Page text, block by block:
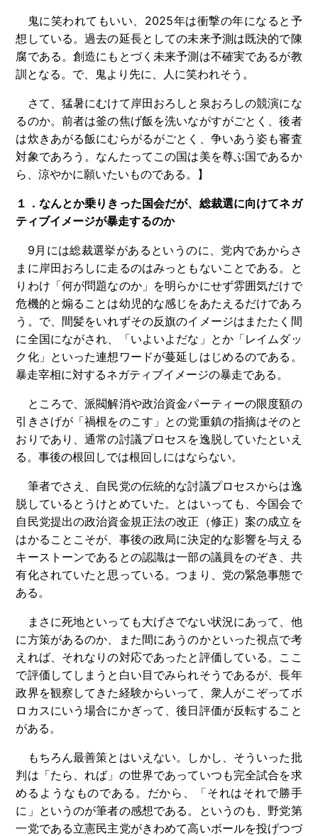
鬼に笑われてもいい、2025年は衝撃の年になると予
想している。過去の延長としての未来予測は既決的で陳
腐である。創造にもとづく未来予測は不確実であるが教
訓となる。で、鬼より先に、人に笑われそう。
さて、猛暑にむけて岸田おろしと泉おろしの競演にな
るのか。前者は釜の焦げ飯を洗いながすがごとく、後者
は炊きあがる飯にむらがるがごとく、争いあう姿も審査
対象であろう。なんたってこの国は美を尊ぶ国であるか
ら、涼やかに願いたいものである。】
１． なんとか乗りきった国会だが、総裁選に向けてネガ
ティブイメージが暴走するのか
9月には総裁選挙があるというのに、党内であからさ
まに岸田おろしに走るのはみっともないことである。と
りわけ「何が問題なのか」を明らかにせず雰囲気だけで
危機的と煽ることは幼児的な感じをあたえるだけであろ
う。で、間髪をいれずその反旗のイメージはまたたく間
に全国にながされ、「いよいよだな」とか「レイムダッ
ク化」といった連想ワードが蔓延しはじめるのである。
暴走宰相に対するネガティブイメージの暴走である。
ところで、派閥解消や政治資金パーティーの限度額の
引きさげが「禍根をのこす」との党重鎮の指摘はそのと
おりであり、通常の討議プロセスを逸脱していたといえ
る。事後の根回しでは根回しにはならない。
筆者でさえ、自民党の伝統的な討議プロセスからは逸
脱しているとうけとめていた。とはいっても、今国会で
自民党提出の政治資金規正法の改正（修正）案の成立を
はかることこそが、事後の政局に決定的な影響を与える
キーストーンであるとの認識は一部の議員をのぞき、共
有化されていたと思っている。つまり、党の緊急事態で
ある。
まさに死地といっても大げさでない状況にあって、他
に方策があるのか、また間にあうのかといった視点で考
えれば、それなりの対応であったと評価している。ここ
で評価してしまうと白い目でみられそうであるが、長年
政界を観察してきた経験からいって、衆人がこぞってボ
ロカスにいう場合にかぎって、後日評価が反転すること
がある。
もちろん最善策とはいえない。しかし、そういった批
判は「たら、れば」の世界であっていつも完全試合を求
めるようなものである。だから、「それはそれで勝手
に」というのが筆者の感想である。というのも、野党第
一党である立憲民主党がきわめて高いボールを投げつづ